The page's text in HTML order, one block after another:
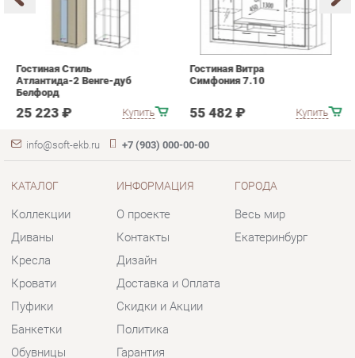
Коллекции
Диваны
Кровати
Обувницы
Комплектующие
О проекте
Контакты
Доставка и Оплата
Гарантия
Помощь
Весь мир
Екатеринбург
КОНТАКТЫ
Шоурум и склад самовывоза
Адрес: г. Екатеринбург, пер.
Базовый, 47